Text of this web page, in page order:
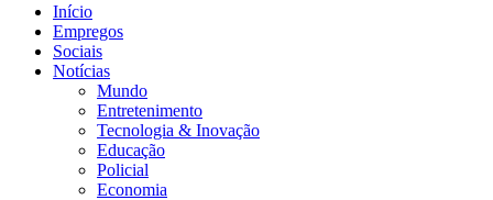
Início
Empregos
Sociais
Notícias
Mundo
Entretenimento
Tecnologia & Inovação
Educação
Policial
Economia